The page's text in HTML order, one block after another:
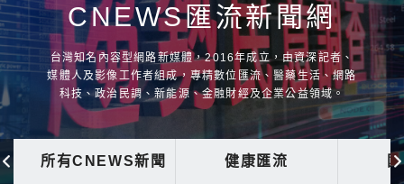
CNEWS匯流新聞網
台灣知名內容型網路新媒體，2016年成立，由資深記者、
媒體人及影像工作者組成，專精數位匯流、醫藥生活、網路
科技、政治民調、新能源、金融財經及企業公益領域。
所有CNEWS新聞 健康匯流